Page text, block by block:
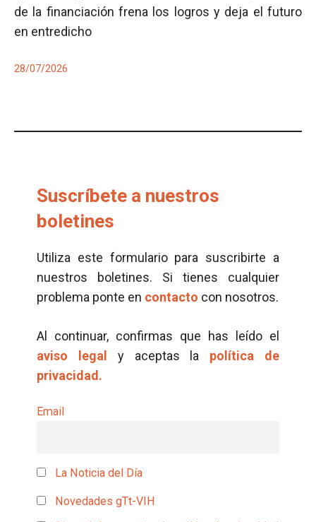
de la financiación frena los logros y deja el futuro
en entredicho
28/07/2026
Suscríbete a nuestros
boletines
Utiliza este formulario para suscribirte a
nuestros boletines. Si tienes cualquier
problema ponte en contacto con nosotros.
Al continuar, confirmas que has leído el
aviso legal
y aceptas la política de
privacidad.
Email
La Noticia del Día
Novedades gTt-VIH